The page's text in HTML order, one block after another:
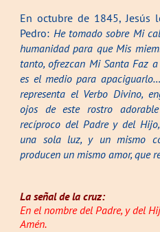
En octubre de 1845, Jesús
Pedro: He tomado sobre Mi
humanidad para que Mis
tanto, ofrezcan Mi Santa Faz
es el medio para
representa el Verbo Divino,
ojos de este rostro
recíproco del Padre y del
una sola luz, y un mismo
producen un mismo amor, que
La señal de la cruz:
En el nombre del Padre, y del
Amén.